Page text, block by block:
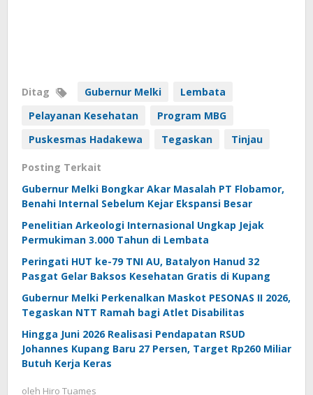
Ditag Gubernur Melki
Lembata
Pelayanan Kesehatan
Program MBG
Puskesmas Hadakewa
Tegaskan Tinjau
Posting Terkait
Gubernur Melki Bongkar Akar Masalah PT Flobamor,
Benahi Internal Sebelum Kejar Ekspansi Besar
Penelitian Arkeologi Internasional Ungkap Jejak
Permukiman 3.000 Tahun di Lembata
Peringati HUT ke-79 TNI AU, Batalyon Hanud 32
Pasgat Gelar Baksos Kesehatan Gratis di Kupang
Gubernur Melki Perkenalkan Maskot PESONAS II 2026,
Tegaskan NTT Ramah bagi Atlet Disabilitas
Hingga Juni 2026 Realisasi Pendapatan RSUD
Johannes Kupang Baru 27 Persen, Target Rp260 Miliar
Butuh Kerja Keras
oleh Hiro Tuames